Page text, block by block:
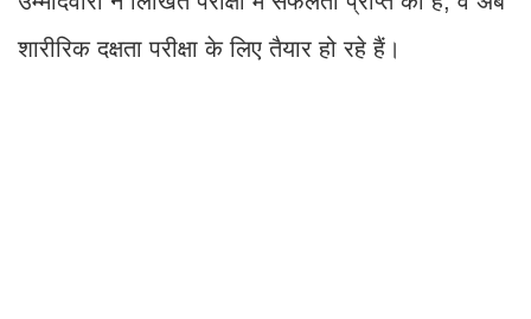
शारीरिक दक्षता परीक्षा के लिए तैयार हो रहे हैं।